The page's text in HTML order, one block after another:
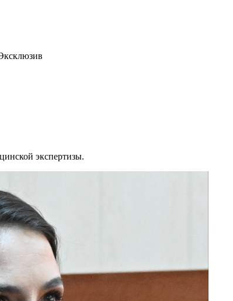
экспертизы.